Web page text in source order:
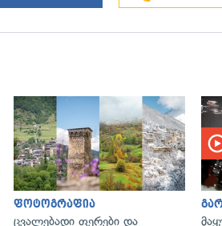
ფოტოგრაფია
ცვალებადი ფერები და